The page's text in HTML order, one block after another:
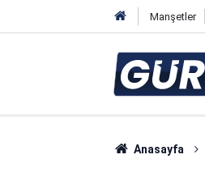
Manşetler
Anasayfa